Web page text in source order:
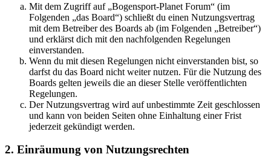
Mit dem Zugriff auf „Bogensport-Planet Forum“ (im
Folgenden „das Board“) schließt du einen Nutzungsvertrag
mit dem Betreiber des Boards ab (im Folgenden „Betreiber“)
und erklärst dich mit den nachfolgenden Regelungen
einverstanden.
Wenn du mit diesen Regelungen nicht einverstanden bist, so
darfst du das Board nicht weiter nutzen. Für die Nutzung des
Boards gelten jeweils die an dieser Stelle veröffentlichten
Regelungen.
Der Nutzungsvertrag wird auf unbestimmte Zeit geschlossen
und kann von beiden Seiten ohne Einhaltung einer Frist
jederzeit gekündigt werden.
2. Einräumung von Nutzungsrechten